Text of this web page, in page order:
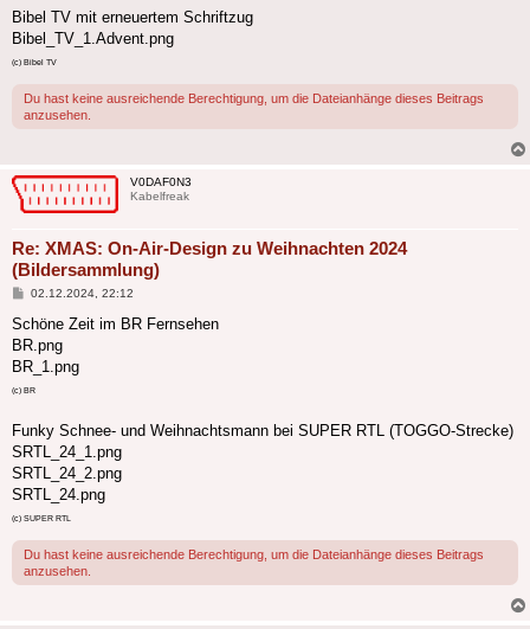
Bibel TV mit erneuertem Schriftzug
Bibel_TV_1.Advent.png
(c) Bibel TV
Du hast keine ausreichende Berechtigung, um die Dateianhänge dieses Beitrags
anzusehen.
V0DAF0N3
Kabelfreak
Re: XMAS: On-Air-Design zu Weihnachten 2024
(Bildersammlung)
Beitrag
02.12.2024, 22:12
Schöne Zeit im BR Fernsehen
BR.png
BR_1.png
(c) BR
Funky Schnee- und Weihnachtsmann bei SUPER RTL (TOGGO-Strecke)
SRTL_24_1.png
SRTL_24_2.png
SRTL_24.png
(c) SUPER RTL
Du hast keine ausreichende Berechtigung, um die Dateianhänge dieses Beitrags
anzusehen.